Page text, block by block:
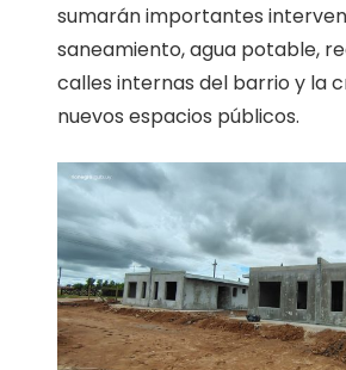
sumarán importantes
saneamiento, agua potable,
calles internas del barrio y la
nuevos espacios públicos.